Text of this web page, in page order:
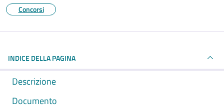
Concorsi
INDICE DELLA PAGINA
Descrizione
Documento